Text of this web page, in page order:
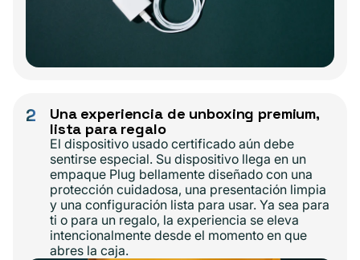
2
Una experiencia de unboxing premium,
lista para regalo
El dispositivo usado certificado aún debe
sentirse especial. Su dispositivo llega en un
empaque Plug bellamente diseñado con una
protección cuidadosa, una presentación limpia
y una configuración lista para usar. Ya sea para
ti o para un regalo, la experiencia se eleva
intencionalmente desde el momento en que
abres la caja.